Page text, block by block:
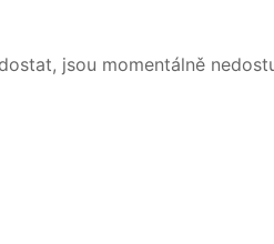
jsou momentálně